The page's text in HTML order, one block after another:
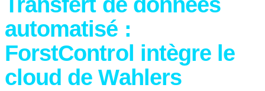
automatisé :
ForstControl intègre le
cloud de Wahlers